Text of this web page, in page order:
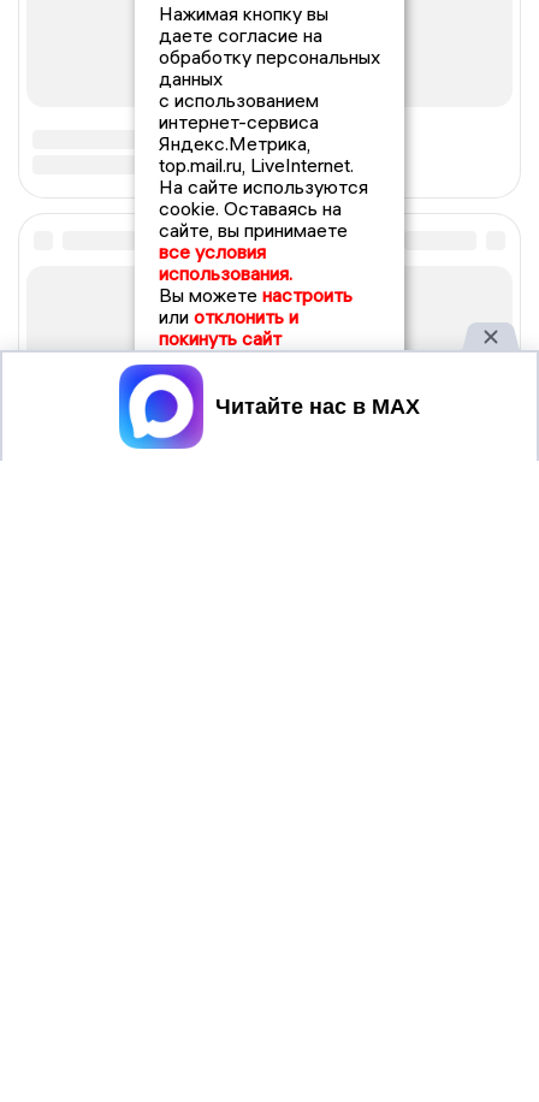
Нажимая кнопку вы
даете согласие на
обработку персональных
данных
с использованием
интернет-сервиса
Яндекс.Метрика,
top.mail.ru, LiveInternet.
На сайте используются
cookie. Оставаясь на
сайте, вы принимаете
все условия
использования.
Вы можете настроить
или отклонить и
покинуть сайт
Принять